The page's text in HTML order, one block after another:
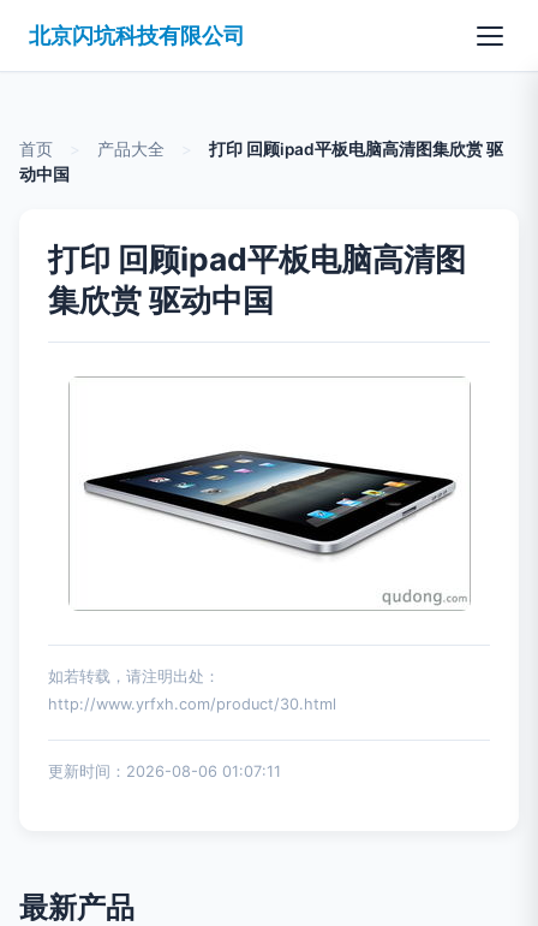
北京闪坑科技有限公司
首页 产品大全
打印 回顾ipad平板电脑高清图集欣赏 驱
动中国
打印 回顾ipad平板电脑高清图
集欣赏 驱动中国
如若转载，请注明出处：
http://www.yrfxh.com/product/30.html
更新时间：2026-08-06 01:07:11
最新产品